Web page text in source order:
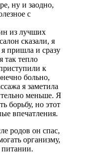
ну и заодно,
с
из лучших
сказали, я
пришла и сразу
так тепло
к
больно,
я заметила
меньше. Я
борьбу, но этот
впечатления.
родов он спас,
организму,
питании.